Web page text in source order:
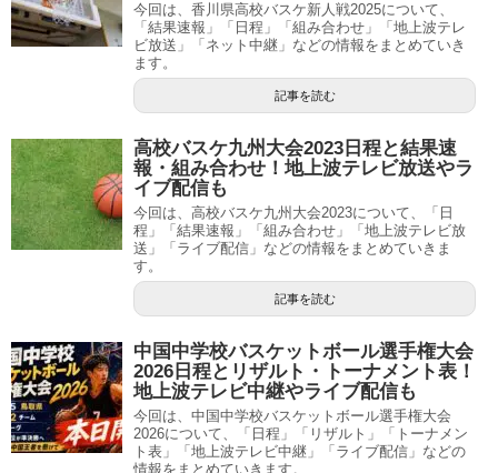
今回は、香川県高校バスケ新人戦2025について、
「結果速報」「日程」「組み合わせ」「地上波テレ
ビ放送」「ネット中継」などの情報をまとめていき
ます。
記事を読む
高校バスケ九州大会2023日程と結果速
報・組み合わせ！地上波テレビ放送やラ
イブ配信も
今回は、高校バスケ九州大会2023について、「日
程」「結果速報」「組み合わせ」「地上波テレビ放
送」「ライブ配信」などの情報をまとめていきま
す。
記事を読む
中国中学校バスケットボール選手権大会
2026日程とリザルト・トーナメント表！
地上波テレビ中継やライブ配信も
今回は、中国中学校バスケットボール選手権大会
2026について、「日程」「リザルト」「トーナメン
ト表」「地上波テレビ中継」「ライブ配信」などの
情報をまとめていきます。